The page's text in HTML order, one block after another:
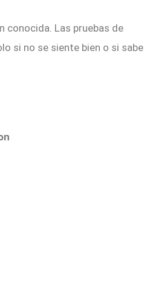
conocida. Las pruebas de
si no se siente bien o si sabe